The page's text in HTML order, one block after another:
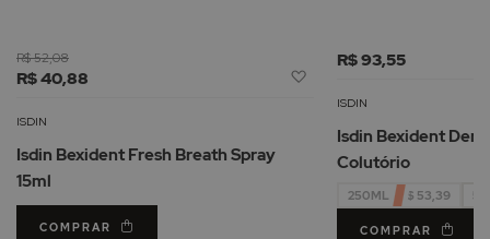
R$ 40,88
R$ 52,08
Desejos
ISDIN
Isdin Bexident Fresh Breath Spray
15ml
COMPRAR
R$ 93,55
ISDIN
Isdin Bexident
Colutório
250ML - R$ 53,39
COMPRAR